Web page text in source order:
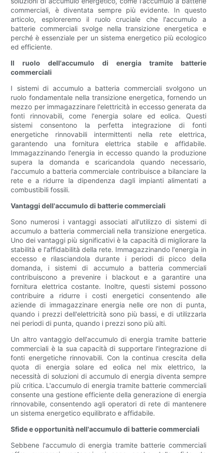
commerciali, è diventata sempre più evidente. In questo
articolo, esploreremo il ruolo cruciale che l'accumulo a
batterie commerciali svolge nella transizione energetica e
perché è essenziale per un sistema energetico più ecologico
ed efficiente.
Il ruolo dell'accumulo di energia tramite batterie
commerciali
I sistemi di accumulo a batteria commerciali svolgono un
ruolo fondamentale nella transizione energetica, fornendo un
mezzo per immagazzinare l'elettricità in eccesso generata da
fonti rinnovabili, come l'energia solare ed eolica. Questi
sistemi consentono la perfetta integrazione di fonti
energetiche rinnovabili intermittenti nella rete elettrica,
garantendo una fornitura elettrica stabile e affidabile.
Immagazzinando l'energia in eccesso quando la produzione
supera la domanda e scaricandola quando necessario,
l'accumulo a batteria commerciale contribuisce a bilanciare la
rete e a ridurre la dipendenza dagli impianti alimentati a
combustibili fossili.
Vantaggi dell'accumulo di batterie commerciali
Sono numerosi i vantaggi associati all'utilizzo di sistemi di
accumulo a batteria commerciali nella transizione energetica.
Uno dei vantaggi più significativi è la capacità di migliorare la
stabilità e l'affidabilità della rete. Immagazzinando l'energia in
eccesso e rilasciandola durante i periodi di picco della
domanda, i sistemi di accumulo a batteria commerciali
contribuiscono a prevenire i blackout e a garantire una
fornitura elettrica costante. Inoltre, questi sistemi possono
contribuire a ridurre i costi energetici consentendo alle
aziende di immagazzinare energia nelle ore non di punta,
quando i prezzi dell'elettricità sono più bassi, e di utilizzarla
nei periodi di punta, quando i prezzi sono più alti.
Un altro vantaggio dell'accumulo di energia tramite batterie
commerciali è la sua capacità di supportare l'integrazione di
fonti energetiche rinnovabili. Con la continua crescita della
quota di energia solare ed eolica nel mix elettrico, la
necessità di soluzioni di accumulo di energia diventa sempre
più critica. L'accumulo di energia tramite batterie commerciali
consente una gestione efficiente della generazione di energia
rinnovabile, consentendo agli operatori di rete di mantenere
un sistema energetico equilibrato e affidabile.
Sfide e opportunità nell'accumulo di batterie commerciali
Sebbene l'accumulo di energia tramite batterie commerciali